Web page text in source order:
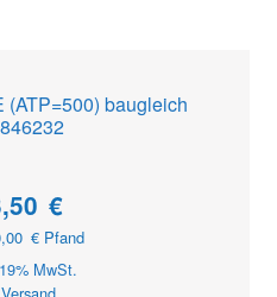
baugleich
€
€Pfand
MwSt.
Versand